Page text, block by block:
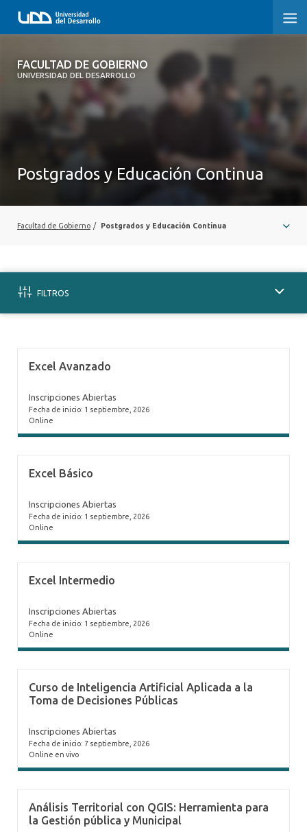
FACULTAD DE GOBIERNO
UNIVERSIDAD DEL DESARROLLO
FACULTAD DE GOBIERNO
Postgrados y Educación Continua
Facultad de Gobierno / Postgrados y Educación Continua
FILTROS
Excel Avanzado
Inscripciones Abiertas
Fecha de inicio: 1 septiembre, 2026
Online
Excel Básico
Inscripciones Abiertas
Fecha de inicio: 1 septiembre, 2026
Online
Excel Intermedio
Inscripciones Abiertas
Fecha de inicio: 1 septiembre, 2026
Online
Curso de Inteligencia Artificial Aplicada a la
Toma de Decisiones Públicas
Inscripciones Abiertas
Fecha de inicio: 7 septiembre, 2026
Online en vivo
Análisis Territorial con QGIS: Herramienta para
la Gestión pública y Municipal